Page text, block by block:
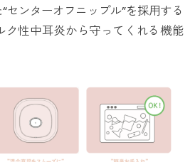
センターオフニップル”を採用する
ク性中耳炎から守ってくれる機能